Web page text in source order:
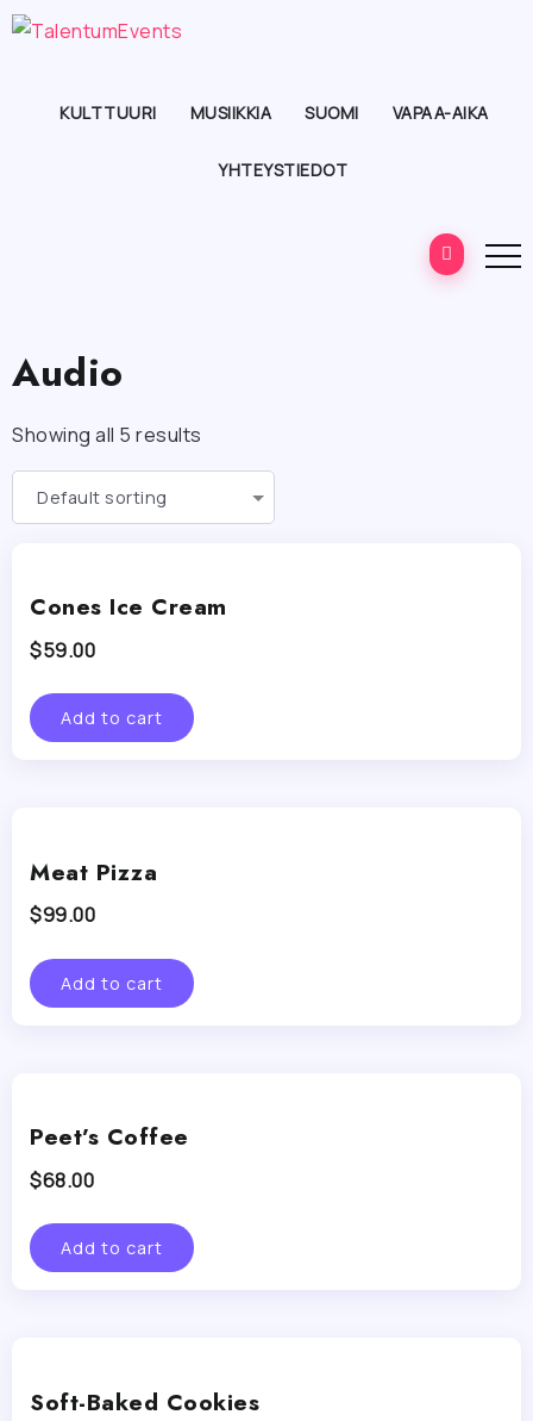
KULTTUURI MUSIIKKIA SUOMI VAPAA-AIKA
YHTEYSTIEDOT
Audio
Showing all 5 results
Cones Ice Cream
$59.00
Add to cart
Meat Pizza
$99.00
Add to cart
Peet’s Coffee
$68.00
Add to cart
Soft-Baked Cookies